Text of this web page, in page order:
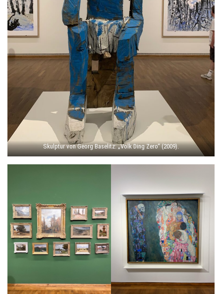
Skulptur von Georg Baselitz: „Volk Ding Zero“ (2009).